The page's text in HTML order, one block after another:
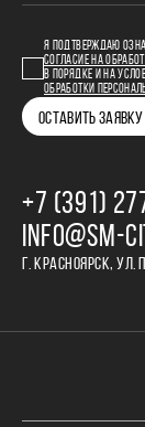
Я ПОДТВЕРЖДАЮ
СОГЛАСИЕ НА
В ПОРЯДКЕ И НА
ОБРАБОТКИ
ОСТАВИТЬ ЗАЯВКУ
+7 (391)
INFO@SM-
Г. КРАСНОЯРСК, УЛ.